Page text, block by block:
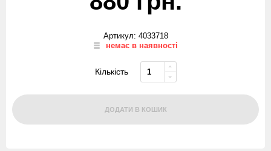
Артикул: 4033718
немає в наявності
Кількість
ДОДАТИ В КОШИК